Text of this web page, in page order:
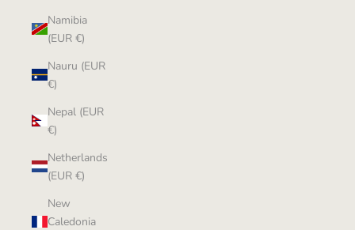
Namibia
(EUR €)
Nauru (EUR
€)
Nepal (EUR
€)
Netherlands
(EUR €)
New
Caledonia